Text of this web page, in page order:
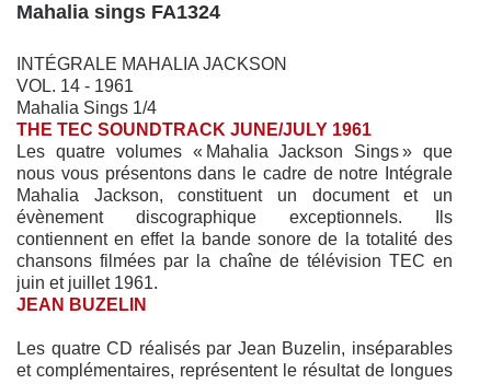
Mahalia sings FA1324
INTÉGRALE MAHALIA JACKSON
VOL. 14 - 1961
Mahalia Sings 1/4
THE TEC SOUNDTRACK JUNE/JULY 1961
Les quatre volumes « Mahalia Jackson Sings » que
nous vous présentons dans le cadre de notre Intégrale
Mahalia Jackson, constituent un document et un
évènement discographique exceptionnels. Ils
contiennent en effet la bande sonore de la totalité des
chansons filmées par la chaîne de télévision TEC en
juin et juillet 1961.
JEAN BUZELIN
Les quatre CD réalisés par Jean Buzelin, inséparables
et complémentaires, représentent le résultat de longues